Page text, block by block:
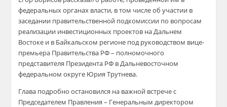
федеральных органах власти, в том числе об участии в
заседании правительственной подкомиссии по вопросам
реализации инвестиционных проектов на Дальнем
Востоке и в Байкальском регионе под руководством вице-
премьера Правительства РФ – полномочного
представителя Президента РФ в Дальневосточном
федеральном округе Юрия Трутнева.
Глава подробно остановился на важной встрече с
Председателем Правления – Генеральным директором